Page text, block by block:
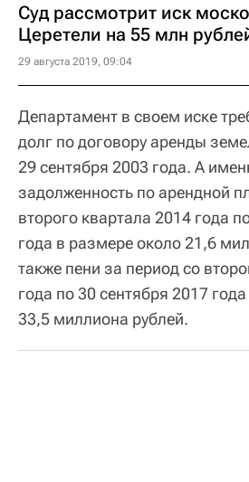
Суд рассмотрит иск
Церетели на 55 млн
29 августа 2019, 09:04
Департамент в своем иске
долг по договору аренды
29 сентября 2003 года. А
задолженность по арендной
второго квартала 2014 года
года в размере около 21,6
также пени за период со
года по 30 сентября 2017
33,5 миллиона рублей.